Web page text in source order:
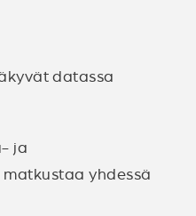
datassa
ja
yhdessä